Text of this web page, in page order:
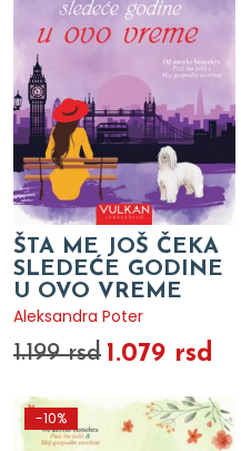
ŠTA ME JOŠ ČEKA
SLEDEĆE GODINE
U OVO VREME
Aleksandra Poter
1.199 rsd 1.079 rsd
-10%